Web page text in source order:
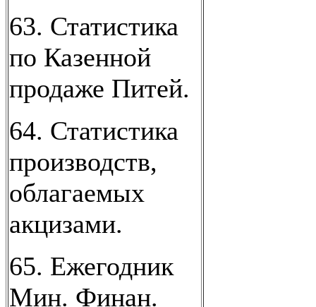
63. Статистика
по Казенной
продаже Питей.
64. Статистика
производств,
облагаемых
акцизами.
65. Ежегодник
Мин. Финан.